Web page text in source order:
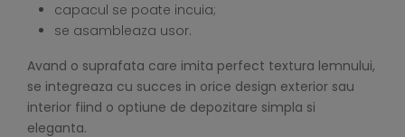
capacul se poate incuia;
se asambleaza usor.
Avand o suprafata care imita perfect textura lemnului,
se integreaza cu succes in orice design exterior sau
interior fiind o optiune de depozitare simpla si
eleganta.